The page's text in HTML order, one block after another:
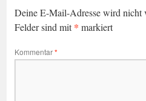
Deine E-Mail-Adresse wird nicht
Felder sind mit* markiert
Kommentar*